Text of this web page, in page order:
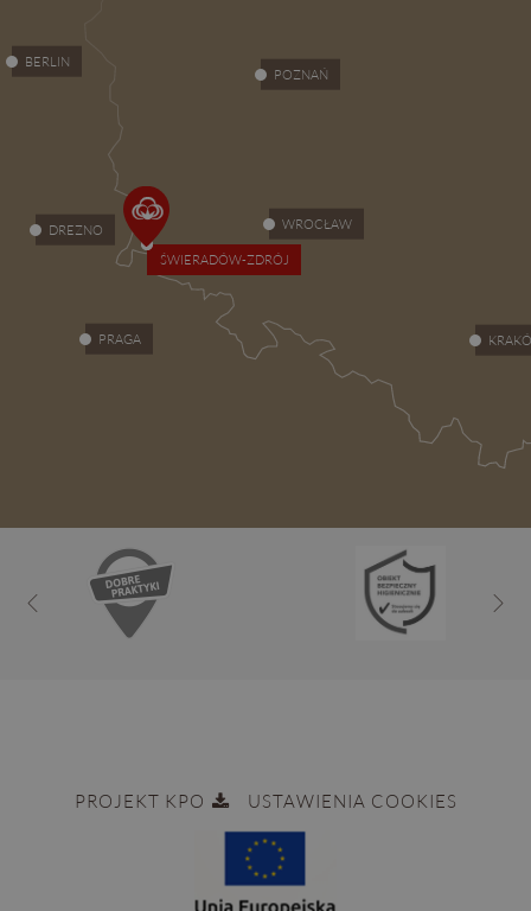
ŚWIERADÓW-ZDRÓJ
WROCŁAW
POZNAŃ
BERLIN
PRAGA
DREZNO
PROJEKT KPO USTAWIENIA COOKIES